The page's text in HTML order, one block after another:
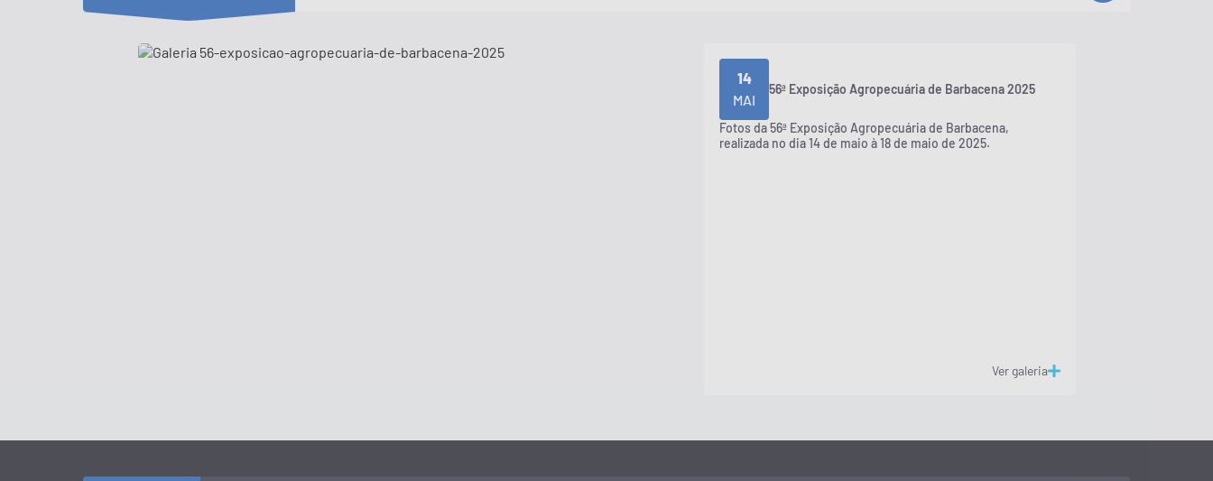
14
MAI
56ª Exposição Agropecuária de Barbacena 2025
Fotos da 56ª Exposição Agropecuária de Barbacena,
realizada no dia 14 de maio à 18 de maio de 2025.
Ver galeria